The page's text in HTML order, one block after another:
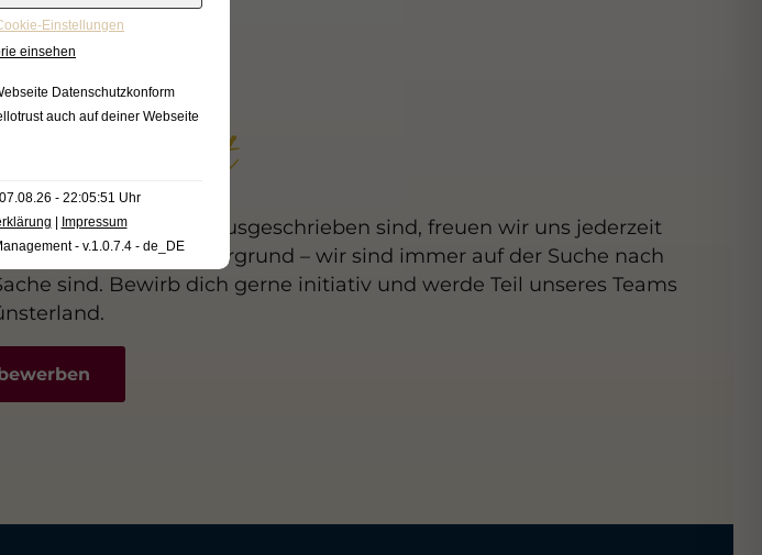
im
offenen Stellen ausgeschrieben sind, freuen wir uns jederzeit
oder im Hintergrund – wir sind immer auf der Suche nach
sind. Bewirb dich gerne initiativ und werde Teil unseres Teams
Einstellungen
einsehen
Datenschutzkonform
auch auf deiner Webseite
- 22:05:51 Uhr
| Impressum
- v.1.0.7.4 - de_DE